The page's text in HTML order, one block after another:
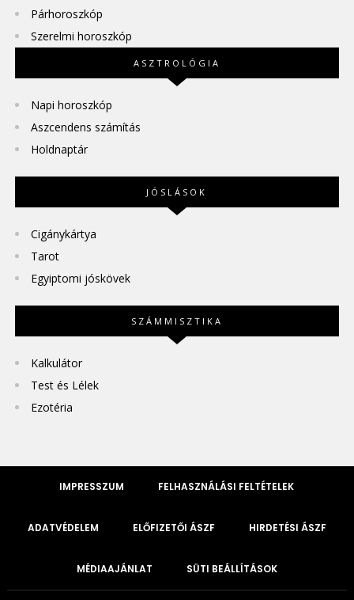
Párhoroszkóp
Szerelmi horoszkóp
ASZTROLÓGIA
Napi horoszkóp
Aszcendens számítás
Holdnaptár
JÓSLÁSOK
Cigánykártya
Tarot
Egyiptomi jóskövek
SZÁMMISZTIKA
Kalkulátor
Test és Lélek
Ezotéria
IMPRESSZUM FELHASZNÁLÁSI FELTÉTELEK
ADATVÉDELEM ELŐFIZETŐI ÁSZF HIRDETÉSI ÁSZF
MÉDIAAJÁNLAT SÜTI BEÁLLÍTÁSOK